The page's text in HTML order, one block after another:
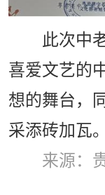
此次中
喜爱文艺的
想的舞台，
采添砖加瓦。
来源：